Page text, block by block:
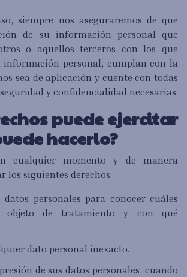
siempre nos aseguraremos de que
de su información personal que
o aquellos terceros con los que
información personal, cumplan con la
sea de aplicación y cuente con todas
y confidencialidad necesarias.
puede ejercitar
hacerlo?
cualquier momento y de manera
los siguientes derechos:
datos personales para conocer cuáles
objeto de tratamiento y con qué
dato personal inexacto.
de sus datos personales, cuando